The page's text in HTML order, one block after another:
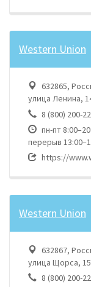
Western Union
632865,
улица Ленина,
8 (800) 200-
пн-пт
перерыв
https://
Western Union
632867,
улица Щорса,
8 (800) 200-